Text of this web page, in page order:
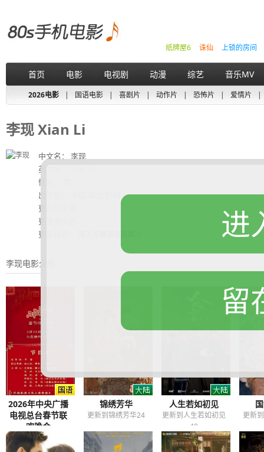
上锁的房间
诛仙
纸牌屋6
首页 电影 电视剧 动漫 综艺 音乐MV
2026电影 | 国语电影 | 喜剧片 | 动作片 | 恐怖片 | 爱情片 |
李现 Xian Li
中文名： 李现
英文名： Xian Li
性别： 男
出生地： 中国,湖北,荆州
更多外文名：
更多中文名：
更多信息：
李现电影全集
2026年中央广播
电视总台春节联
欢晚会
锦绣芳华
更新到锦绣芳华24
人生若如初见
更新到人生若如初见
40
更新
进
留